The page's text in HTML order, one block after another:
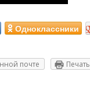
Одноклассники
почте Печать